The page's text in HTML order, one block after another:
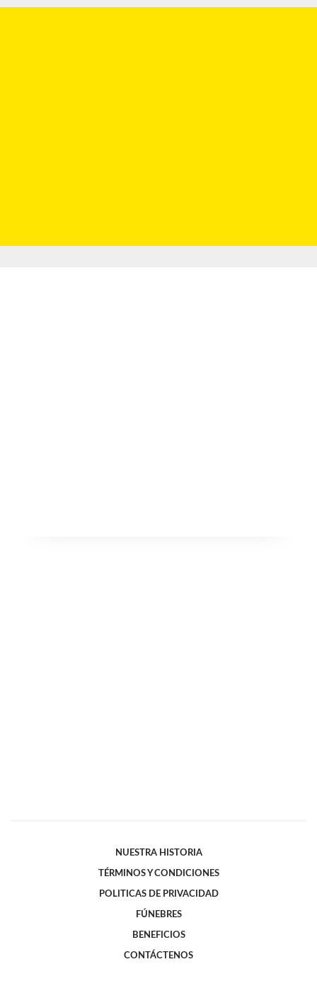
NUESTRA HISTORIA
TÉRMINOS Y CONDICIONES
POLITICAS DE PRIVACIDAD
FÚNEBRES
BENEFICIOS
CONTÁCTENOS